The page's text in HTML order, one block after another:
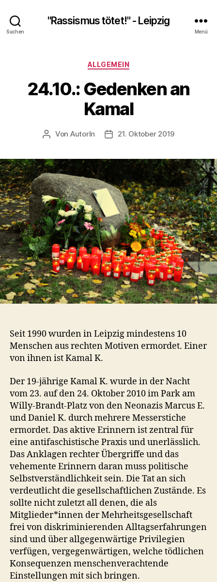
Suchen
"Rassismus tötet!" - Leipzig
Menü
Kategorien
ALLGEMEIN
24.10.: Gedenken an
Kamal
Beitragsautor
Von AutorIn Veröffentlichungsdatum
21. Oktober 2019
Seit 1990 wurden in Leipzig mindestens 10
Menschen aus rechten Motiven ermordet. Einer
von ihnen ist Kamal K.
Der 19-jährige Kamal K. wurde in der Nacht
vom 23. auf den 24. Oktober 2010 im Park am
Willy-Brandt-Platz von den Neonazis Marcus E.
und Daniel K. durch mehrere Messerstiche
ermordet. Das aktive Erinnern ist zentral für
eine antifaschistische Praxis und unerlässlich.
Das Anklagen rechter Übergriffe und das
vehemente Erinnern daran muss politische
Selbstverständlichkeit sein. Die Tat an sich
verdeutlicht die gesellschaftlichen Zustände. Es
sollte nicht zuletzt all denen, die als
Mitglieder*innen der Mehrheitsgesellschaft
frei von diskriminierenden Alltagserfahrungen
sind und über allgegenwärtige Privilegien
verfügen, vergegenwärtigen, welche tödlichen
Konsequenzen menschenverachtende
Einstellungen mit sich bringen.